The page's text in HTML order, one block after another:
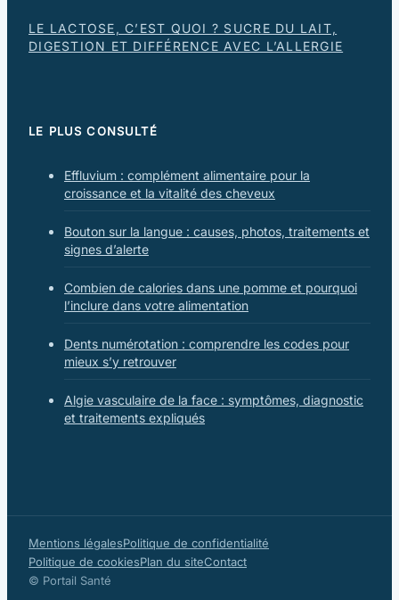
LE LACTOSE, C’EST QUOI ? SUCRE DU LAIT,
DIGESTION ET DIFFÉRENCE AVEC L’ALLERGIE
LE PLUS CONSULTÉ
Effluvium : complément alimentaire pour la
croissance et la vitalité des cheveux
Bouton sur la langue : causes, photos, traitements et
signes d’alerte
Combien de calories dans une pomme et pourquoi
l’inclure dans votre alimentation
Dents numérotation : comprendre les codes pour
mieux s’y retrouver
Algie vasculaire de la face : symptômes, diagnostic
et traitements expliqués
Mentions légalesPolitique de confidentialité
Politique de cookiesPlan du siteContact
© Portail Santé